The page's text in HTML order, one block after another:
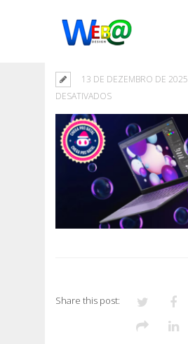
13 DE DEZEMBRO DE 2025
DESATIVADOSEM
Share this post: